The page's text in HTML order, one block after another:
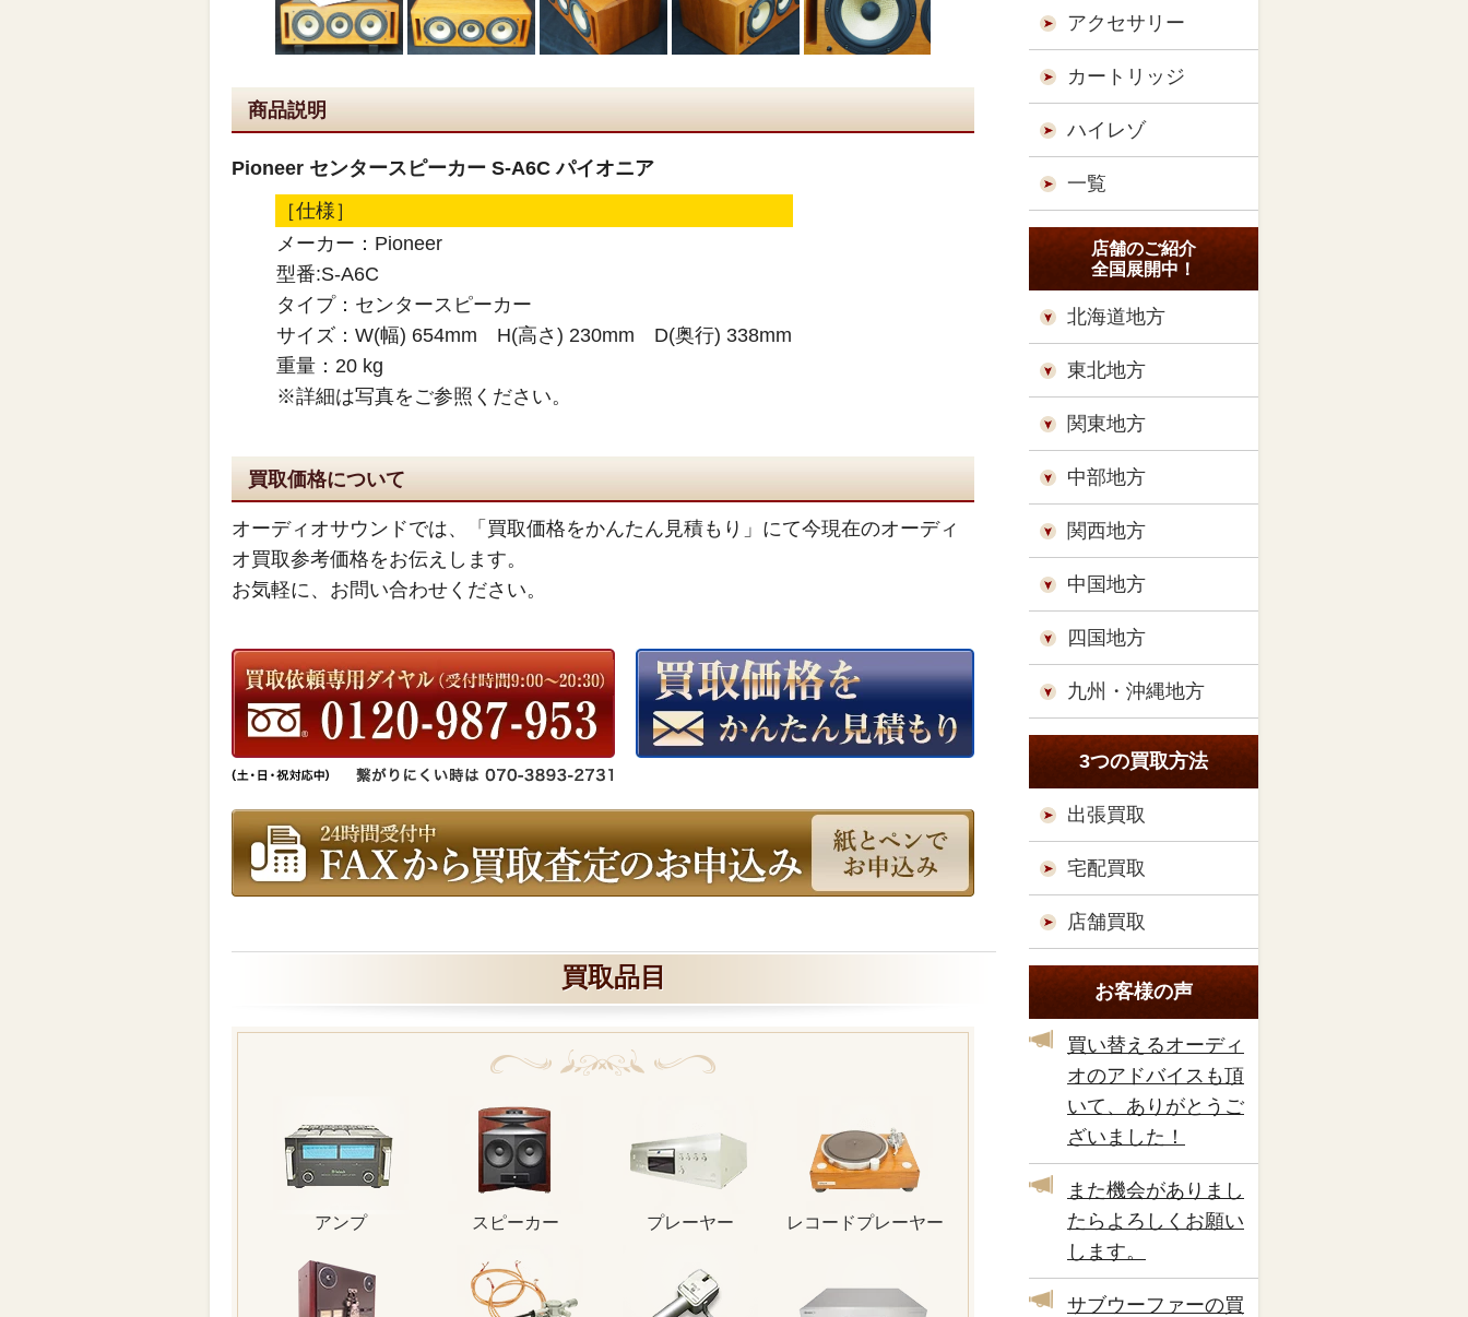
商品説明
Pioneer センタースピーカー S-A6C パイオニア
［仕様］
メーカー：Pioneer
型番:S-A6C
タイプ：センタースピーカー
サイズ：W(幅) 654mm H(高さ) 230mm D(奥行) 338mm
重量：20 kg
※詳細は写真をご参照ください。
買取価格について
オーディオサウンドでは、「買取価格をかんたん見積もり」にて今現在のオーディ
オ買取参考価格をお伝えします。
お気軽に、お問い合わせください。
買取品目
アンプ スピーカー プレーヤー レコードプレーヤー
アクセサリー
カートリッジ
ハイレゾ
一覧
店舗のご紹介
全国展開中！
北海道地方
東北地方
関東地方
中部地方
関西地方
中国地方
四国地方
九州・沖縄地方
3つの買取方法
出張買取
宅配買取
店舗買取
お客様の声
買い替えるオーディ
オのアドバイスも頂
いて、ありがとうご
ざいました！
また機会がありまし
たらよろしくお願い
します。
サブウーファーの買